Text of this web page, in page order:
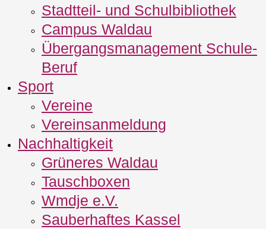
Stadtteil- und Schulbibliothek
Campus Waldau
Übergangsmanagement Schule‐
Beruf
Sport
Vereine
Vereinsanmeldung
Nachhaltigkeit
Grüneres Waldau
Tauschboxen
Wmdje e.V.
Sauberhaftes Kassel